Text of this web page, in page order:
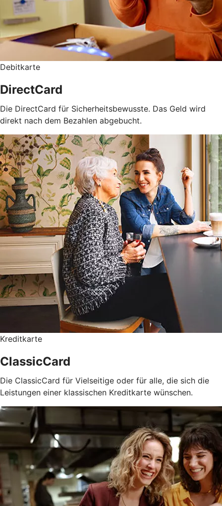
Debitkarte
DirectCard
Die DirectCard für Sicherheitsbewusste. Das Geld wird
direkt nach dem Bezahlen abgebucht.
Kreditkarte
ClassicCard
Die ClassicCard für Vielseitige oder für alle, die sich die
Leistungen einer klassischen Kreditkarte wünschen.